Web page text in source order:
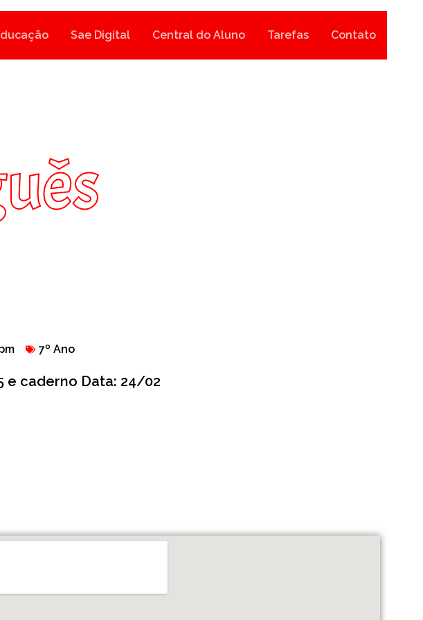
Sae Digital Central do Aluno Tarefas Contato
7º Ano
e caderno Data: 24/02